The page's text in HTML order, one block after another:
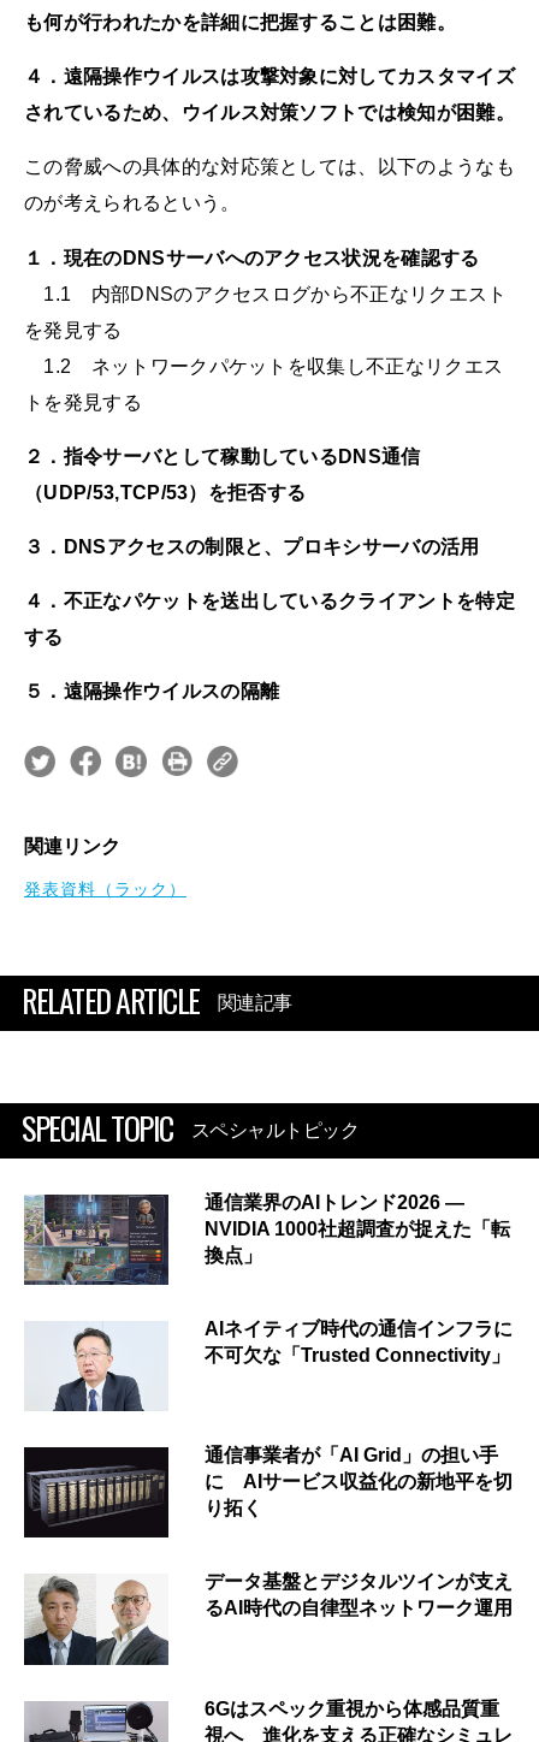
も何が行われたかを詳細に把握することは困難。
４．遠隔操作ウイルスは攻撃対象に対してカスタマイズ
されているため、ウイルス対策ソフトでは検知が困難。
この脅威への具体的な対応策としては、以下のようなも
のが考えられるという。
１．現在のDNSサーバへのアクセス状況を確認する
1.1 内部DNSのアクセスログから不正なリクエスト
を発見する
1.2 ネットワークパケットを収集し不正なリクエス
トを発見する
２．指令サーバとして稼動しているDNS通信
（UDP/53,TCP/53）を拒否する
３．DNSアクセスの制限と、プロキシサーバの活用
４．不正なパケットを送出しているクライアントを特定
する
５．遠隔操作ウイルスの隔離
関連リンク
発表資料（ラック）
RELATED ARTICLE 関連記事
SPECIAL TOPIC スペシャルトピック
通信業界のAIトレンド2026 ―
NVIDIA 1000社超調査が捉えた「転
換点」
AIネイティブ時代の通信インフラに
不可欠な「Trusted Connectivity」
通信事業者が「AI Grid」の担い手
に AIサービス収益化の新地平を切
り拓く
データ基盤とデジタルツインが支え
るAI時代の自律型ネットワーク運用
6Gはスペック重視から体感品質重
視へ 進化を支える正確なシミュレ